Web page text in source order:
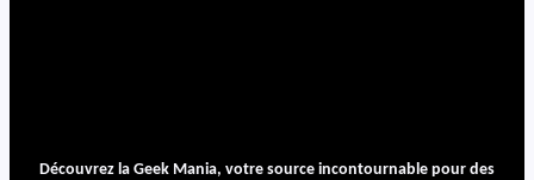
Découvrez la Geek Mania, votre source incontournable pour des